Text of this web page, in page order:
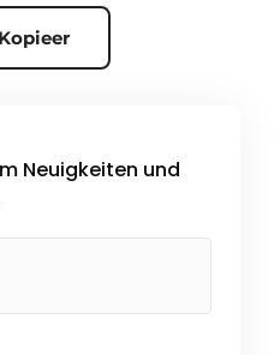
Kopieer
Neuigkeiten und